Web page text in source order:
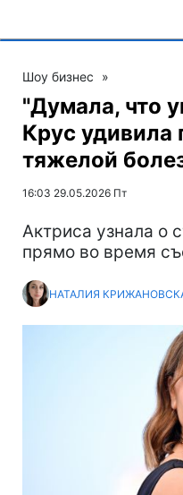
Шоу бизнес »
"Думала, что
Крус удивила
тяжелой
16:03 29.05.2026 Пт
Актриса узнала о
прямо во время
НАТАЛИЯ